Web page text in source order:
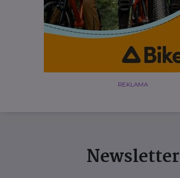
REKLAMA
Newsletter